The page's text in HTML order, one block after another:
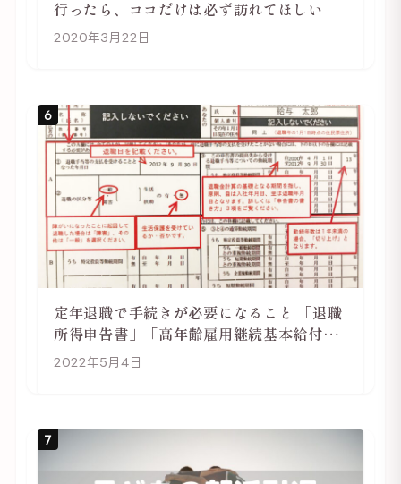
行ったら、ココだけは必ず訪れてほしい
2020年3月22日
6
定年退職で手続きが必要になること 「退職
所得申告書」「高年齢雇用継続基本給付金
受給資格確認」
2022年5月4日
7